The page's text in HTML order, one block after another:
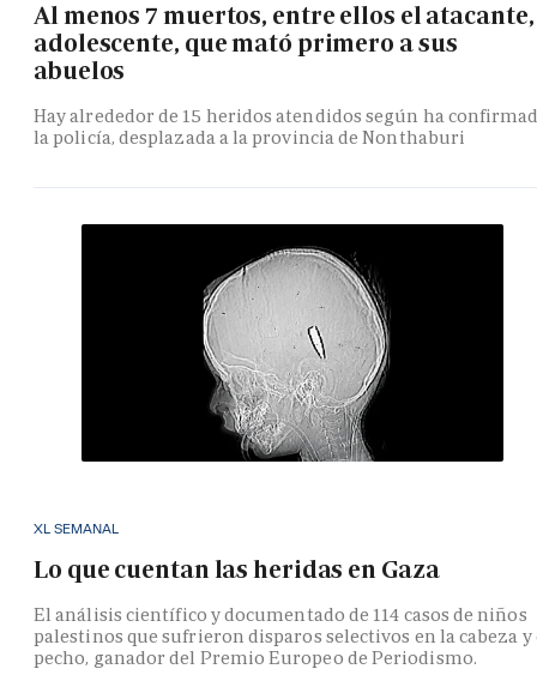
Al menos 7 muertos, entre ellos el atacante,
adolescente, que mató primero a sus
abuelos
Hay alrededor de 15 heridos atendidos según ha
la policía, desplazada a la provincia de Nonthaburi
XL SEMANAL
Lo que cuentan las heridas en Gaza
El análisis científico y documentado de 114 casos de niños
palestinos que sufrieron disparos selectivos en la cabeza y
pecho, ganador del Premio Europeo de Periodismo.